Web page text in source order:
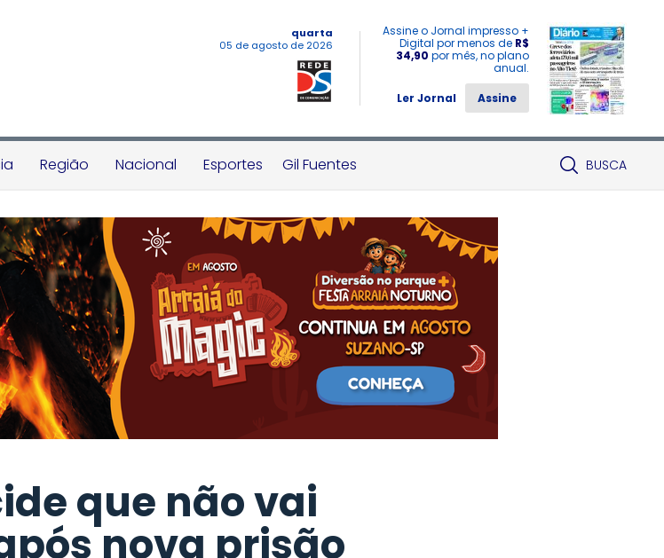
quarta
05 de agosto de 2026
Assine o Jornal impresso +
Digital por menos de R$
34,90 por mês, no plano
anual.
Ler Jornal
Assine
Região Nacional Esportes Gil Fuentes BUSCA
que não vai
nova prisão